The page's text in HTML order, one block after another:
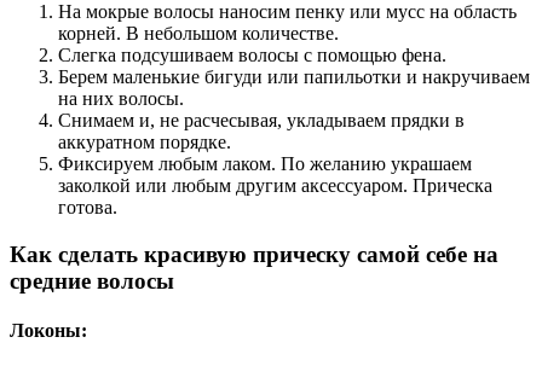
На мокрые волосы наносим пенку или мусс на область
корней. В небольшом количестве.
Слегка подсушиваем волосы с помощью фена.
Берем маленькие бигуди или папильотки и накручиваем
на них волосы.
Снимаем и, не расчесывая, укладываем прядки в
аккуратном порядке.
Фиксируем любым лаком. По желанию украшаем
заколкой или любым другим аксессуаром. Прическа
готова.
Как сделать красивую прическу самой себе на
средние волосы
Локоны: